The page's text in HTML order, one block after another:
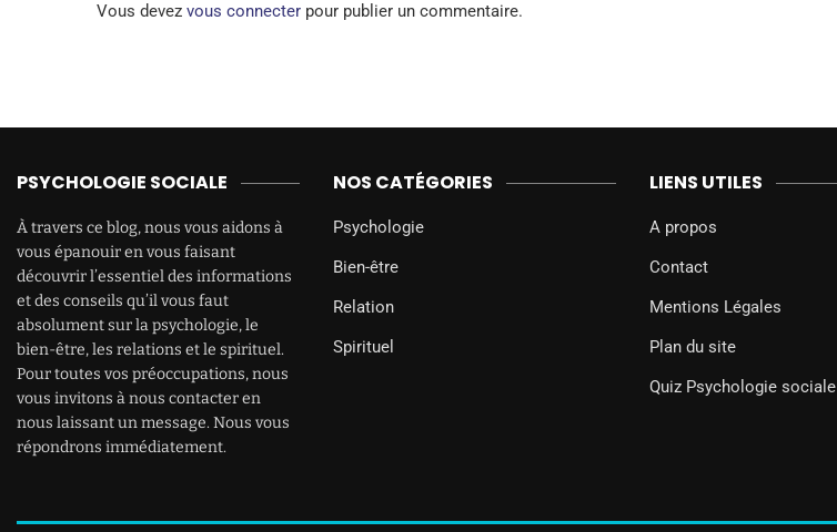
Vous devez vous connecter pour publier un commentaire.
PSYCHOLOGIE SOCIALE
À travers ce blog, nous vous aidons à
vous épanouir en vous faisant
découvrir l’essentiel des informations
et des conseils qu’il vous faut
absolument sur la psychologie, le
bien-être, les relations et le spirituel.
Pour toutes vos préoccupations, nous
vous invitons à nous contacter en
nous laissant un message. Nous vous
répondrons immédiatement.
NOS CATÉGORIES
Psychologie
Bien-être
Relation
Spirituel
LIENS UTILES
A propos
Contact
Mentions Légales
Plan du site
Quiz Psychologie sociale